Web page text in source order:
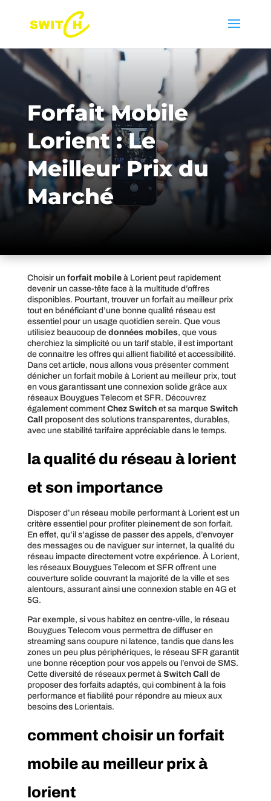
Forfait Mobile
Lorient : Le
Meilleur Prix du
Marché
Choisir un forfait mobileà Lorient peut rapidement
devenir un casse-tête face à la multitude d’offres
disponibles. Pourtant, trouver un forfait au meilleur prix
tout en bénéficiant d’une bonne qualité réseau est
essentiel pour un usage quotidien serein. Que vous
utilisiez beaucoup de données mobiles, que vous
cherchiez la simplicité ou un tarif stable, il est important
de connaitre les offres qui allient fiabilité et accessibilité.
Dans cet article, nous allons vous présenter comment
dénicher un forfait mobile à Lorient au meilleur prix, tout
en vous garantissant une connexion solide grâce aux
réseaux Bouygues Telecom et SFR. Découvrez
également comment Chez Switchet sa marque Switch
Call proposent des solutions transparentes, durables,
avec une stabilité tarifaire appréciable dans le temps.
la qualité du réseau à lorient
et son importance
Disposer d’un réseau mobile performant à Lorient est un
critère essentiel pour profiter pleinement de son forfait.
En effet, qu’il s’agisse de passer des appels, d’envoyer
des messages ou de naviguer sur internet, la qualité du
réseau impacte directement votre expérience. À Lorient,
les réseaux Bouygues Telecom et SFR offrent une
couverture solide couvrant la majorité de la ville et ses
alentours, assurant ainsi une connexion stable en 4G et
5G.
Par exemple, si vous habitez en centre-ville, le réseau
Bouygues Telecom vous permettra de diffuser en
streaming sans coupure ni latence, tandis que dans les
zones un peu plus périphériques, le réseau SFR garantit
une bonne réception pour vos appels ou l’envoi de SMS.
Cette diversité de réseaux permet à Switch Call de
proposer des forfaits adaptés, qui combinent à la fois
performance et fiabilité pour répondre au mieux aux
besoins des Lorientais.
comment choisir un forfait
mobile au meilleur prix à
lorient